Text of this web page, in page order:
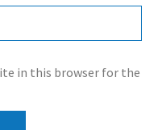
in this browser for the